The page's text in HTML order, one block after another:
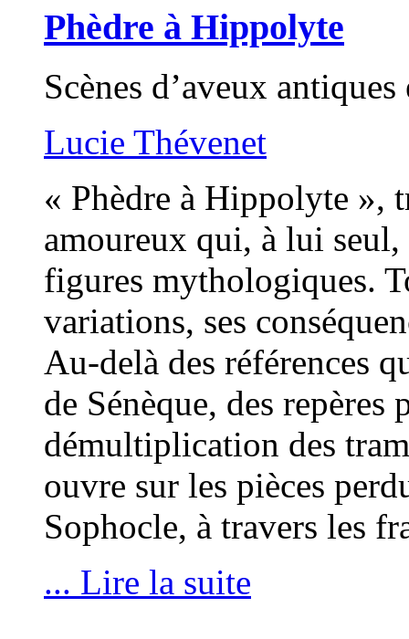
Phèdre à Hippolyte
Scènes d’aveux
Lucie Thévenet
« Phèdre à Hippolyte »,
amoureux qui, à lui seul,
figures mythologiques.
variations, ses
Au-delà des références
de Sénèque, des
démultiplication des
ouvre sur les pièces
Sophocle, à travers les
... Lire la suite